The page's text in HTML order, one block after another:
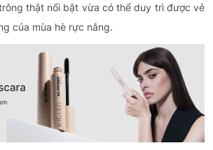
thật nổi bật vừa có thể duy trì được vẻ
của mùa hè rực nắng.